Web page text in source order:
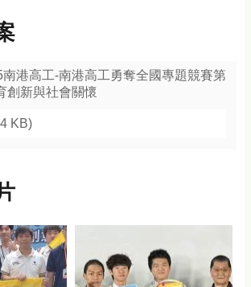
港高工-南港高工勇奪全國專題競賽第
創新與社會關懷
KB)